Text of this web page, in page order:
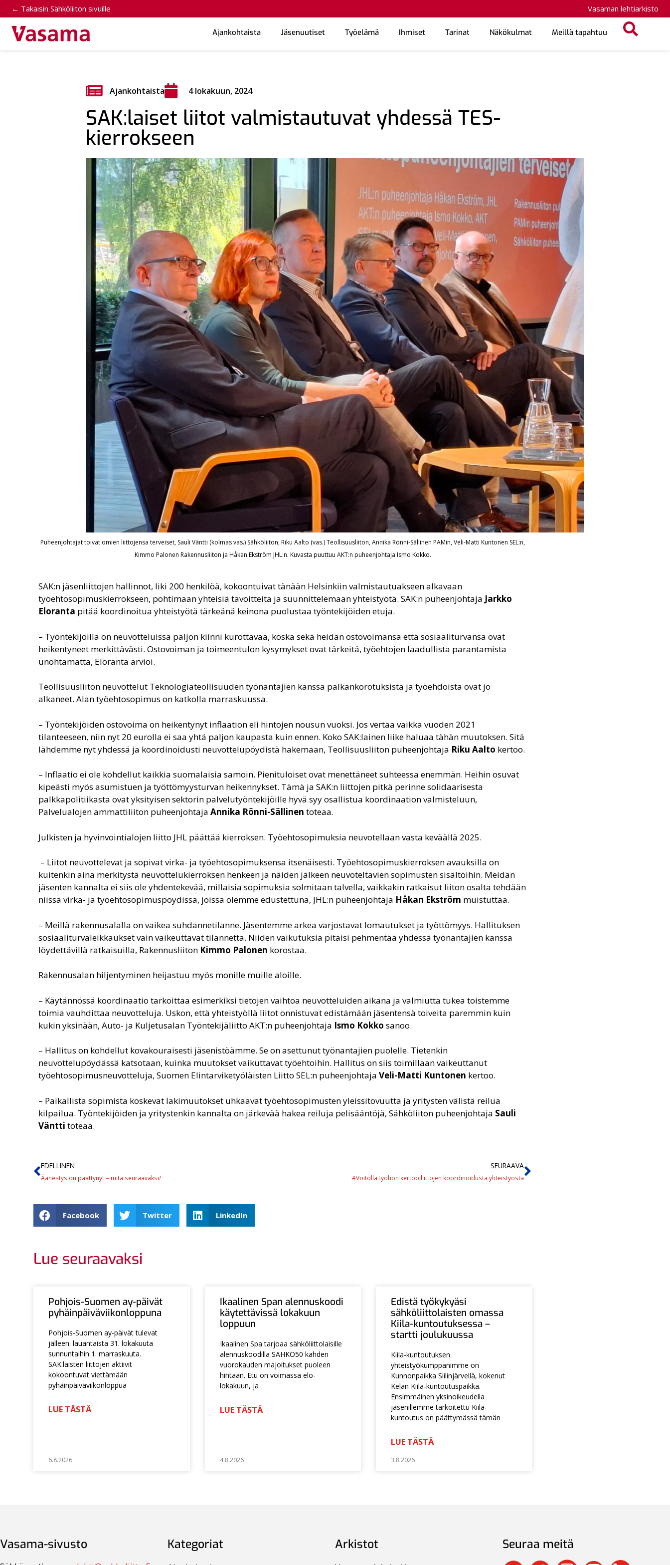
← Takaisin Sähköliiton sivuille Vasaman lehtiarkisto
Ajankohtaista Jäsenuutiset Työelämä Ihmiset Tarinat Näkökulmat Meillä tapahtuu
Ajankohtaista 4 lokakuun, 2024
SAK:laiset liitot valmistautuvat yhdessä TES-
kierrokseen
Puheenjohtajat toivat omien liittojensa terveiset, Sauli Väntti (kolmas vas.) Sähköliiton, Riku Aalto (vas.) Teollisuusliiton, Annika Rönni-Sällinen PAMin, Veli-Matti Kuntonen SEL:n,
Kimmo Palonen Rakennusliiton ja Håkan Ekström JHL:n. Kuvasta puuttuu AKT:n puheenjohtaja Ismo Kokko.
SAK:n jäsenliittojen hallinnot, liki 200 henkilöä, kokoontuivat tänään Helsinkiin valmistautuakseen alkavaan
työehtosopimuskierrokseen, pohtimaan yhteisiä tavoitteita ja suunnittelemaan yhteistyötä. SAK:n puheenjohtaja Jarkko
Eloranta pitää koordinoitua yhteistyötä tärkeänä keinona puolustaa työntekijöiden etuja.
– Työntekijöillä on neuvotteluissa paljon kiinni kurottavaa, koska sekä heidän ostovoimansa että sosiaaliturvansa ovat
heikentyneet merkittävästi. Ostovoiman ja toimeentulon kysymykset ovat tärkeitä, työehtojen laadullista parantamista
unohtamatta, Eloranta arvioi.
Teollisuusliiton neuvottelut Teknologiateollisuuden työnantajien kanssa palkankorotuksista ja työehdoista ovat jo
alkaneet. Alan työehtosopimus on katkolla marraskuussa.
– Työntekijöiden ostovoima on heikentynyt inflaation eli hintojen nousun vuoksi. Jos vertaa vaikka vuoden 2021
tilanteeseen, niin nyt 20 eurolla ei saa yhtä paljon kaupasta kuin ennen. Koko SAK:lainen liike haluaa tähän muutoksen. Sitä
lähdemme nyt yhdessä ja koordinoidusti neuvottelupöydistä hakemaan, Teollisuusliiton puheenjohtaja Riku Aalto kertoo.
– Inflaatio ei ole kohdellut kaikkia suomalaisia samoin. Pienituloiset ovat menettäneet suhteessa enemmän. Heihin osuvat
kipeästi myös asumistuen ja työttömyysturvan heikennykset. Tämä ja SAK:n liittojen pitkä perinne solidaarisesta
palkkapolitiikasta ovat yksityisen sektorin palvelutyöntekijöille hyvä syy osallistua koordinaation valmisteluun,
Palvelualojen ammattiliiton puheenjohtajaAnnika Rönni-Sällinentoteaa.
Julkisten ja hyvinvointialojen liitto JHL päättää kierroksen. Työehtosopimuksia neuvotellaan vasta keväällä 2025.
– Liitot neuvottelevat ja sopivat virka- ja työehtosopimuksensa itsenäisesti. Työehtosopimuskierroksen avauksilla on
kuitenkin aina merkitystä neuvottelukierroksen henkeen ja näiden jälkeen neuvoteltavien sopimusten sisältöihin. Meidän
jäsenten kannalta ei siis ole yhdentekevää, millaisia sopimuksia solmitaan talvella, vaikkakin ratkaisut liiton osalta tehdään
niissä virka- ja työehtosopimuspöydissä, joissa olemme edustettuna, JHL:n puheenjohtaja Håkan Ekström muistuttaa.
– Meillä rakennusalalla on vaikea suhdannetilanne. Jäsentemme arkea varjostavat lomautukset ja työttömyys. Hallituksen
sosiaaliturvaleikkaukset vain vaikeuttavat tilannetta. Niiden vaikutuksia pitäisi pehmentää yhdessä työnantajien kanssa
löydettävillä ratkaisuilla, Rakennusliiton Kimmo Palonen korostaa.
Rakennusalan hiljentyminen heijastuu myös monille muille aloille.
– Käytännössä koordinaatio tarkoittaa esimerkiksi tietojen vaihtoa neuvotteluiden aikana ja valmiutta tukea toistemme
toimia vauhdittaa neuvotteluja. Uskon, että yhteistyöllä liitot onnistuvat edistämään jäsentensä toiveita paremmin kuin
kukin yksinään, Auto- ja Kuljetusalan Työntekijäliitto AKT:n puheenjohtaja Ismo Kokkosanoo.
– Hallitus on kohdellut kovakouraisesti jäsenistöämme. Se on asettunut työnantajien puolelle. Tietenkin
neuvottelupöydässä katsotaan, kuinka muutokset vaikuttavat työehtoihin. Hallitus on siis toimillaan vaikeuttanut
työehtosopimusneuvotteluja, Suomen Elintarviketyöläisten Liitto SEL:n puheenjohtajaVeli-Matti Kuntonen kertoo.
– Paikallista sopimista koskevat lakimuutokset uhkaavat työehtosopimusten yleissitovuutta ja yritysten välistä reilua
kilpailua. Työntekijöiden ja yritystenkin kannalta on järkevää hakea reiluja pelisääntöjä, Sähköliiton puheenjohtaja Sauli
Väntti toteaa.
EDELLINEN
Äänestys on päättynyt ‒ mitä seuraavaksi?
SEURAAVA
#VoitollaTyöhön kertoo liittojen koordinoidusta yhteistyöstä
Facebook Twitter LinkedIn
Lue seuraavaksi
Pohjois-Suomen ay-päivät
pyhäinpäiväviikonloppuna
Pohjois-Suomen ay-päivät tulevat
jälleen: lauantaista 31. lokakuuta
sunnuntaihin 1. marraskuuta.
SAK:laisten liittojen aktiivit
kokoontuvat viettämään
pyhäinpäiväviikonloppua
LUE TÄSTÄ
6.8.2026
Ikaalinen Span alennuskoodi
käytettävissä lokakuun
loppuun
Ikaalinen Spa tarjoaa sähköliittolaisille
alennuskoodilla SAHKO50 kahden
vuorokauden majoitukset puoleen
hintaan. Etu on voimassa elo-
lokakuun, ja
LUE TÄSTÄ
4.8.2026
Edistä työkykyäsi
sähköliittolaisten omassa
Kiila-kuntoutuksessa –
startti joulukuussa
Kiila-kuntoutuksen
yhteistyökumppanimme on
Kunnonpaikka Siilinjärvellä, kokenut
Kelan Kiila-kuntoutuspaikka.
Ensimmäinen yksinoikeudella
jäsenillemme tarkoitettu Kiila-
kuntoutus on päättymässä tämän
LUE TÄSTÄ
3.8.2026
Vasama-sivusto Kategoriat Arkistot Seuraa meitä